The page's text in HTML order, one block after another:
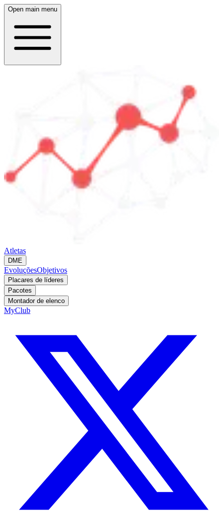
Open main menu
Atletas
DME
EvoluçõesObjetivos
Placares de líderes
Pacotes
Montador de elenco
MyClub